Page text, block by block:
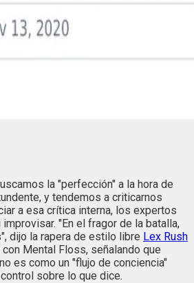
la "perfección" a la hora de
y tendemos a criticarnos
a esa crítica interna, los expertos
"En el fragor de la batalla,
dijo la rapera de estilo libre Lex Rush
Mental Floss, señalando que
es como un "flujo de conciencia"
sobre lo que dice.